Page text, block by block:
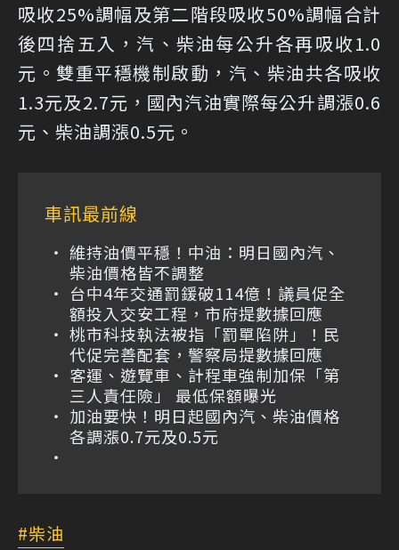
吸收25%調幅及第二階段吸收50%調幅合計
後四捨五入，汽、柴油每公升各再吸收1.0
元。雙重平穩機制啟動，汽、柴油共各吸收
1.3元及2.7元，國內汽油實際每公升調漲0.6
元、柴油調漲0.5元。
車訊最前線
維持油價平穩！中油：明日國內汽、
柴油價格皆不調整
台中4年交通罰鍰破114億！議員促全
額投入交安工程，市府提數據回應
桃市科技執法被指「罰單陷阱」！民
代促完善配套，警察局提數據回應
客運、遊覽車、計程車強制加保「第
三人責任險」 最低保額曝光
加油要快！明日起國內汽、柴油價格
各調漲0.7元及0.5元
柴油